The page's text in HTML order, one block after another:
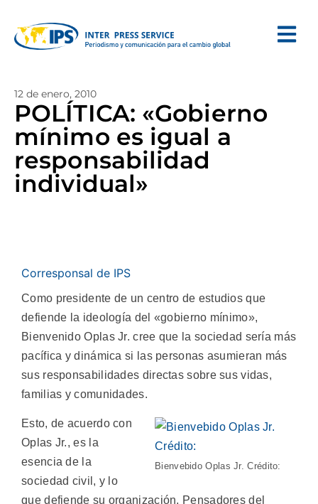
12 de enero, 2010
POLÍTICA: «Gobierno
mínimo es igual a
responsabilidad
individual»
Corresponsal de IPS
Como presidente de un centro de estudios que
defiende la ideología del «gobierno mínimo»,
Bienvenido Oplas Jr. cree que la sociedad sería más
pacífica y dinámica si las personas asumieran más
sus responsabilidades directas sobre sus vidas,
familias y comunidades.
Bienvebido Oplas Jr. Crédito:
Esto, de acuerdo con
Oplas Jr., es la
esencia de la
sociedad civil, y lo
que defiende su organización, Pensadores del